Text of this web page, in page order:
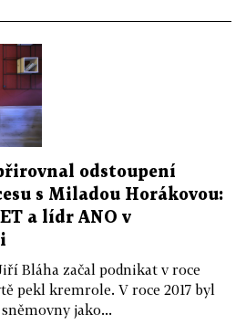
odstoupení
s Miladou Horákovou:
a lídr ANO v
Bláha začal podnikat v roce
pekl kremrole. V roce 2017 byl
jako...